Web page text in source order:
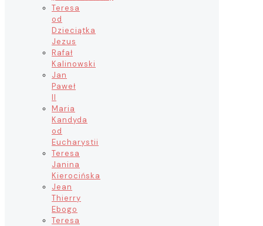
Teresa
od
Dzieciątka
Jezus
Rafał
Kalinowski
Jan
Paweł
II
Maria
Kandyda
od
Eucharystii
Teresa
Janina
Kierocińska
Jean
Thierry
Ebogo
Teresa